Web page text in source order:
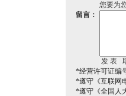
您要为
留言：
*经营许可证编
*遵守《互联网
*遵守《全国人